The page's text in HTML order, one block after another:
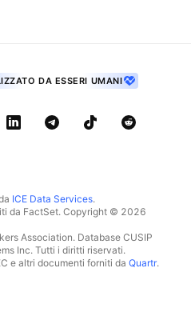
DA ESSERI UMANI
ICE Data Services.
da FactSet. Copyright © 2026
Association. Database CUSIP
Inc. Tutti i diritti riservati.
e altri documenti forniti da Quartr.